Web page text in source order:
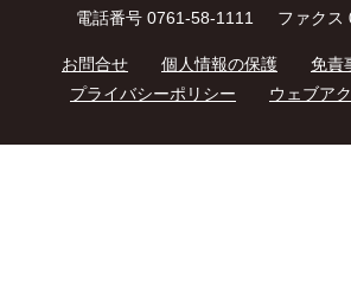
電話番号 0761-58-1111
ファクス
お問合せ 個人情報の保護 免責
プライバシーポリシー
ウェブア